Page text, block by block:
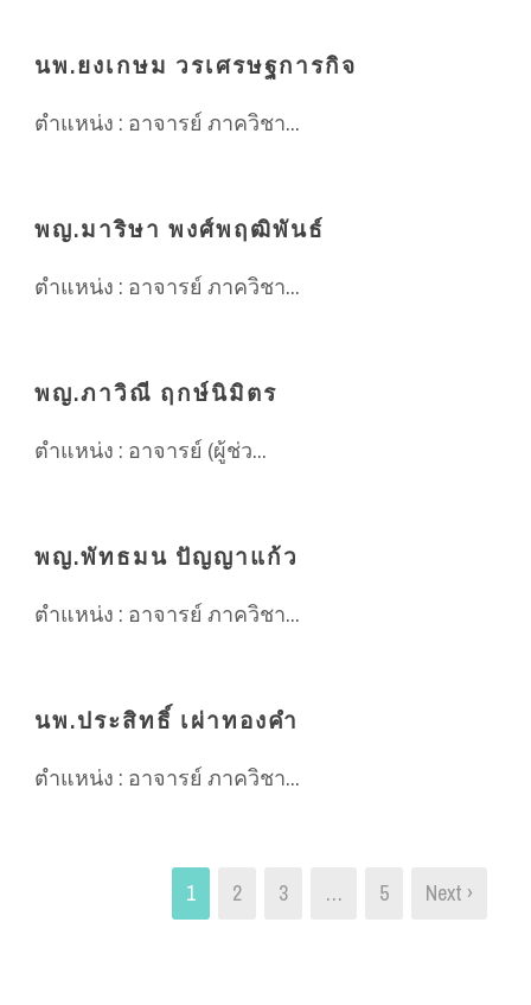
นพ.ยงเกษม วรเศรษฐการกิจ
ตำแหน่ง : อาจารย์ ภาควิชา...
พญ.มาริษา พงศ์พฤฒิพันธ์
ตำแหน่ง : อาจารย์ ภาควิชา...
พญ.ภาวิณี ฤกษ์นิมิตร
ตำแหน่ง : อาจารย์ (ผู้ช่ว...
พญ.พัทธมน ปัญญาแก้ว
ตำแหน่ง : อาจารย์ ภาควิชา...
นพ.ประสิทธิ์ เผ่าทองคำ
ตำแหน่ง : อาจารย์ ภาควิชา...
1 2 3 … 5 Next ›